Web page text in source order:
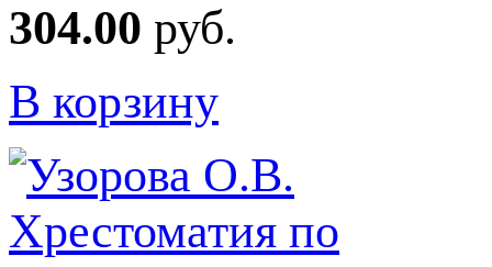
304.00 руб.
В корзину